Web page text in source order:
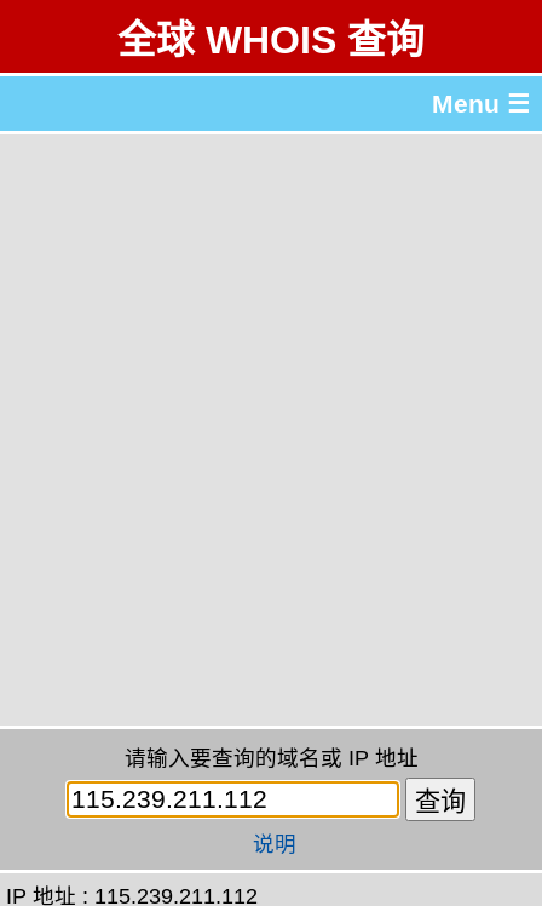
全球 WHOIS 查询
Menu ☰
请输入要查询的域名或 IP 地址
说明
IP 地址 : 115.239.211.112